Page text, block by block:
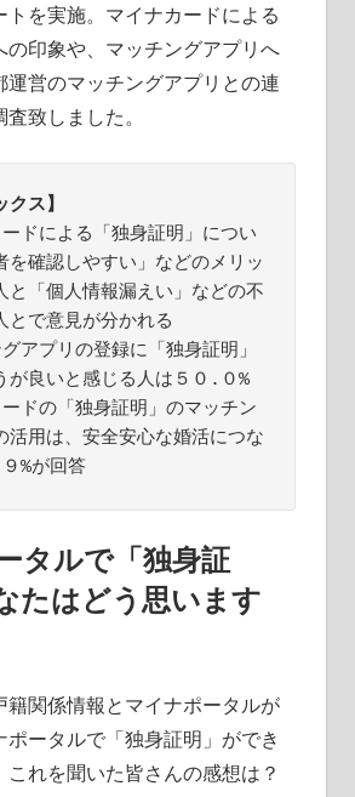
トを実施。マイナカードによる
の印象や、マッチングアプリへ
運営のマッチングアプリとの連
致しました。
クス】
ドによる「独身証明」につい
を確認しやすい」などのメリッ
と「個人情報漏えい」などの不
とで意見が分かれる
アプリの登録に「独身証明」
が良いと感じる人は５０.０%
ドの「独身証明」のマッチン
活用は、安全安心な婚活につな
%が回答
タルで「独身証
たはどう思います
籍関係情報とマイナポータルが
ータルで「独身証明」ができ
これを聞いた皆さんの感想は？